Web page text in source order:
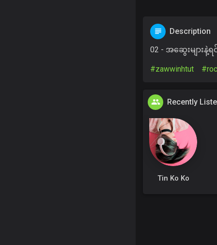
Description
02 - အဆွေးများ
#zawwinhtut
Recently
Tin Ko Ko